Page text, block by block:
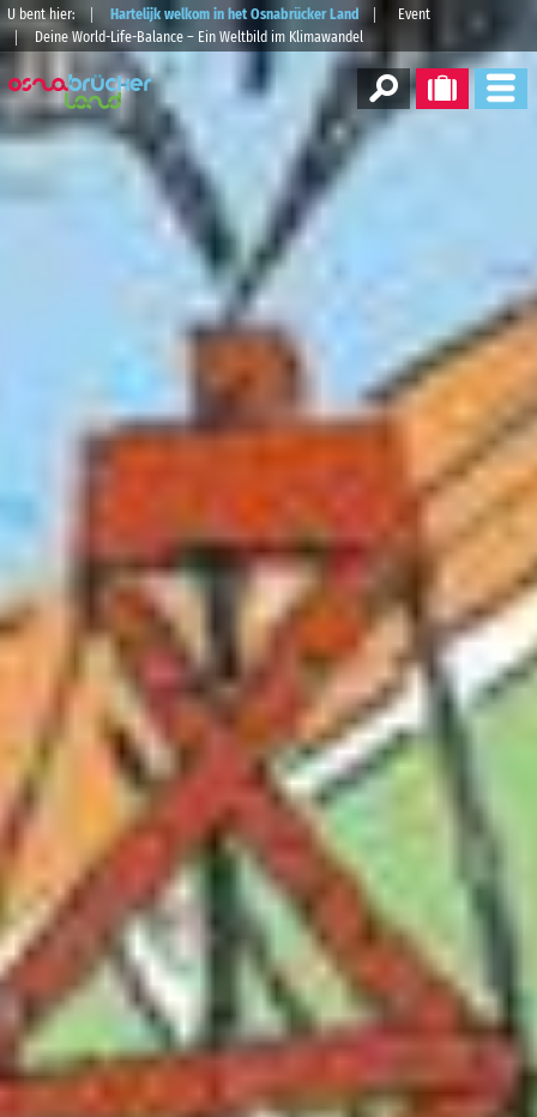
U bent hier: Hartelijk welkom in het Osnabrücker Land
Event
Deine World-Life-Balance – Ein Weltbild im Klimawandel